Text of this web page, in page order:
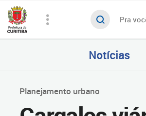
Pra
Notícias
Planejamento urbano